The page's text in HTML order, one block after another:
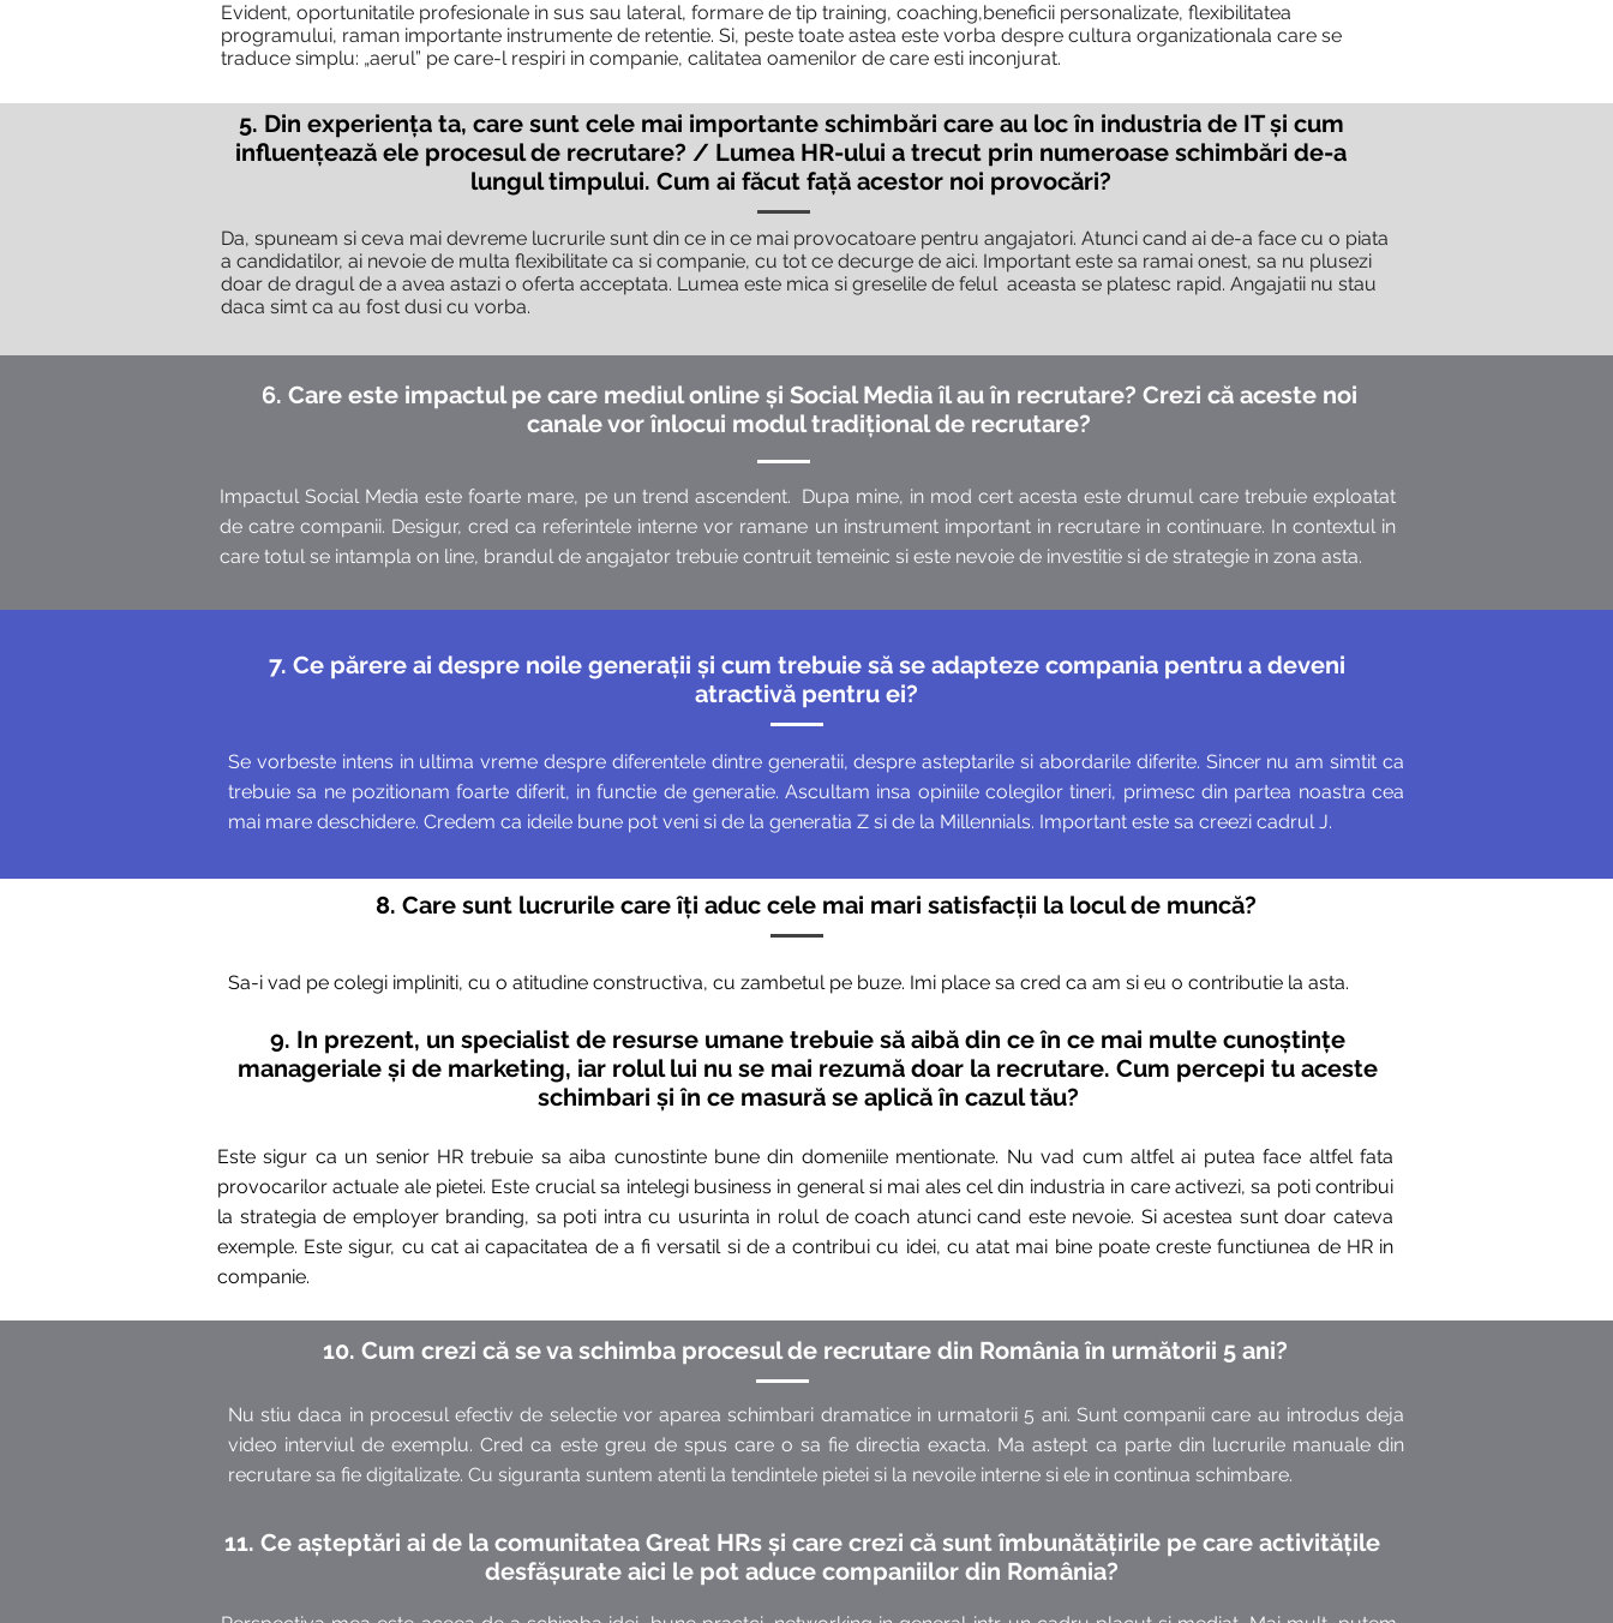
Evident, oportunitatile profesionale in sus sau lateral, formare de tip training, coaching,beneficii personalizate, flexibilitatea
programului, raman importante instrumente de retentie. Si, peste toate astea este vorba despre cultura organizationala care se
traduce simplu: „aerul” pe care-l respiri in companie, calitatea oamenilor de care esti inconjurat.
5. Din experiența ta, care sunt cele mai importante schimbări care au loc în industria de IT și cum
influențează ele procesul de recrutare? / Lumea HR-ului a trecut prin numeroase schimbări de-a
lungul timpului. Cum ai făcut față acestor noi provocări?
Da, spuneam si ceva mai devreme lucrurile sunt din ce in ce mai provocatoare pentru angajatori. Atunci cand ai de-a face cu o piata
a candidatilor, ai nevoie de multa flexibilitate ca si companie, cu tot ce decurge de aici. Important este sa ramai onest, sa nu plusezi
doar de dragul de a avea astazi o oferta acceptata. Lumea este mica si greselile de felul aceasta se platesc rapid. Angajatii nu stau
daca simt ca au fost dusi cu vorba.
6. Care este impactul pe care mediul online și Social Media îl au în recrutare? Crezi că aceste noi
canale vor înlocui modul tradițional de recrutare?
Impactul Social Media este foarte mare, pe un trend ascendent. Dupa mine, in mod cert acesta este drumul care trebuie exploatat
de catre companii. Desigur, cred ca referintele interne vor ramane un instrument important in recrutare in continuare. In contextul in
care totul se intampla on line, brandul de angajator trebuie contruit temeinic si este nevoie de investitie si de strategie in zona asta.
7. Ce părere ai despre noile generații și cum trebuie să se adapteze compania pentru a deveni
atractivă pentru ei?
Se vorbeste intens in ultima vreme despre diferentele dintre generatii, despre asteptarile si abordarile diferite. Sincer nu am simtit ca
trebuie sa ne pozitionam foarte diferit, in functie de generatie. Ascultam insa opiniile colegilor tineri, primesc din partea noastra cea
mai mare deschidere. Credem ca ideile bune pot veni si de la generatia Z si de la Millennials. Important este sa creezi cadrul J.
8. Care sunt lucrurile care îți aduc cele mai mari satisfacții la locul de muncă?
Sa-i vad pe colegi impliniti, cu o atitudine constructiva, cu zambetul pe buze. Imi place sa cred ca am si eu o contributie la asta.
9. In prezent, un specialist de resurse umane trebuie să aibă din ce în ce mai multe cunoștințe
manageriale și de marketing, iar rolul lui nu se mai rezumă doar la recrutare. Cum percepi tu aceste
schimbari și în ce masură se aplică în cazul tău?
Este sigur ca un senior HR trebuie sa aiba cunostinte bune din domeniile mentionate. Nu vad cum altfel ai putea face altfel fata
provocarilor actuale ale pietei. Este crucial sa intelegi business in general si mai ales cel din industria in care activezi, sa poti contribui
la strategia de employer branding, sa poti intra cu usurinta in rolul de coach atunci cand este nevoie. Si acestea sunt doar cateva
exemple. Este sigur, cu cat ai capacitatea de a fi versatil si de a contribui cu idei, cu atat mai bine poate creste functiunea de HR in
companie.
10. Cum crezi că se va schimba procesul de recrutare din România în următorii 5 ani?
Nu stiu daca in procesul efectiv de selectie vor aparea schimbari dramatice in urmatorii 5 ani. Sunt companii care au introdus deja
video interviul de exemplu. Cred ca este greu de spus care o sa fie directia exacta. Ma astept ca parte din lucrurile manuale din
recrutare sa fie digitalizate. Cu siguranta suntem atenti la tendintele pietei si la nevoile interne si ele in continua schimbare.
11. Ce așteptări ai de la comunitatea Great HRs și care crezi că sunt îmbunătățirile pe care activitățile
desfășurate aici le pot aduce companiilor din România?